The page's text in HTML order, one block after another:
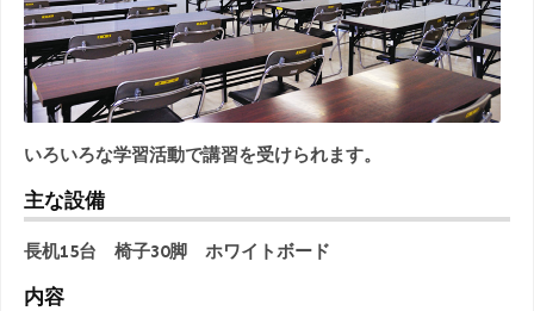
いろいろな学習活動で講習を受けられます。
主な設備
長机15台 椅子30脚 ホワイトボード
内容